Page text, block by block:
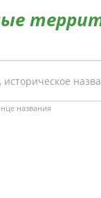
названия